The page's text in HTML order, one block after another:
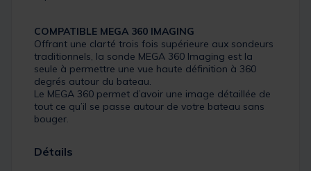
COMPATIBLE MEGA 360 IMAGING
Offrant une clarté trois fois supérieure aux sondeurs
traditionnels, la sonde MEGA 360 Imaging est la
seule à permettre une vue haute définition à 360
degrés autour du bateau.
Le MEGA 360 permet d’avoir une image détaillée de
tout ce qu’il se passe autour de votre bateau sans
bouger.
Détails